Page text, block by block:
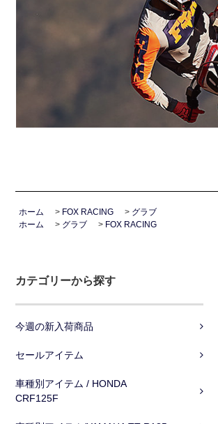
ホーム > FOX RACING > グラブ
ホーム
> グラブ > FOX RACING
カテゴリーから探す
今週の新入荷商品
セールアイテム
車種別アイテム / HONDA
CRF125F